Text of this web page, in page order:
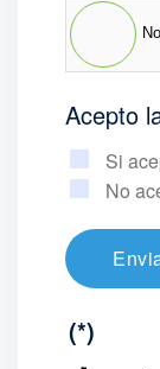
Acepto
Si
No
(*)